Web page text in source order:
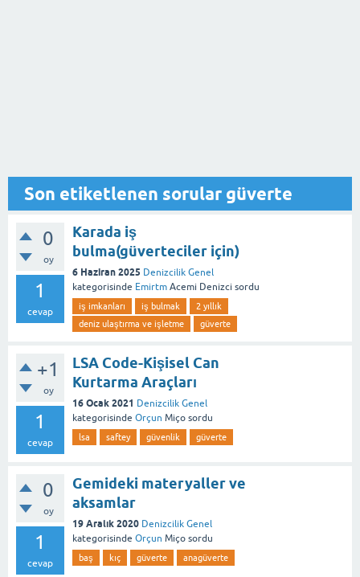
Son etiketlenen sorular güverte
0
oy
1
cevap
Karada iş
bulma(güverteciler için)
6 Haziran 2025 Denizcilik Genel
kategorisinde Emirtm Acemi Denizci sordu
iş imkanları iş bulmak
2 yıllık
deniz ulaştırma ve işletme
güverte
+1
oy
1
cevap
LSA Code-Kişisel Can
Kurtarma Araçları
16 Ocak 2021 Denizcilik Genel
kategorisinde Orçun Miço sordu
lsa saftey güvenlik güverte
0
oy
1
cevap
Gemideki materyaller ve
aksamlar
19 Aralık 2020 Denizcilik Genel
kategorisinde Orçun Miço sordu
baş kıç güverte anagüverte